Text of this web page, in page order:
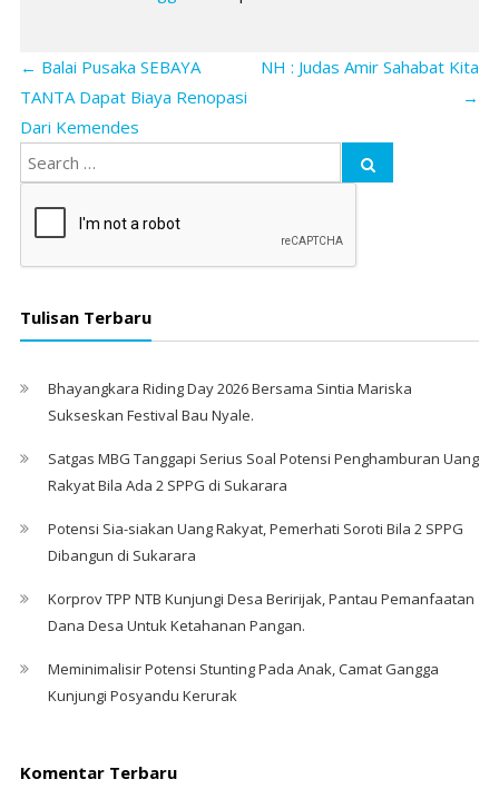
← Balai Pusaka SEBAYA
TANTA Dapat Biaya Renopasi
Dari Kemendes
NH : Judas Amir Sahabat Kita
→
Tulisan Terbaru
Bhayangkara Riding Day 2026 Bersama Sintia Mariska
Sukseskan Festival Bau Nyale. ‎
Satgas MBG Tanggapi Serius Soal Potensi Penghamburan Uang
Rakyat Bila Ada 2 SPPG di Sukarara
Potensi Sia-siakan Uang Rakyat, Pemerhati Soroti Bila 2 SPPG
Dibangun di Sukarara
Korprov TPP NTB Kunjungi Desa Beririjak, Pantau Pemanfaatan
Dana Desa Untuk Ketahanan Pangan.
Meminimalisir Potensi Stunting Pada Anak, Camat Gangga
Kunjungi Posyandu Kerurak
Komentar Terbaru